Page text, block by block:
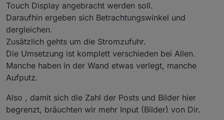
Befestigung
Betrachtungswinkel
Farbwiedergabe
Ich stelle mal zwei Links ein. Die aktuell für mich in
Frage kommen.
https://www.amazon.de/gp/product/B0DJX5GDH4/ref
=ewc_pr_img_1?smid=AZ289HIJYEGIK&psc=1
https://www.berrybase.de/waveshare-14-zoll-touch-
display-2k-2160x1440-hdmi-type-c-dp-optical-
Touch Display angebracht werden soll.
Daraufhin ergeben sich Betrachtungswinkel und
dergleichen.
Zusätzlich gehts um die Stromzufuhr.
Die Umsetzung ist komplett verschieden bei Allen.
Manche haben in der Wand etwas verlegt, manche
Aufputz.
Also , damit sich die Zahl der Posts und Bilder hier
begrenzt, bräuchten wir mehr Input (Bilder) von Dir.